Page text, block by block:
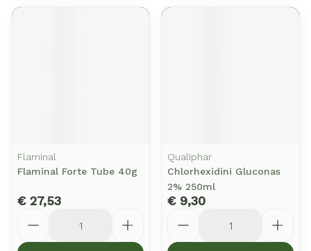
Flaminal
Flaminal Forte Tube 40g
€ 27,53
Qualiphar
Chlorhexidini Gluconas
2% 250ml
€ 9,30